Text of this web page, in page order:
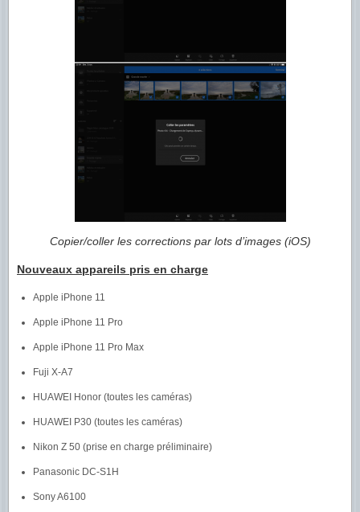
Copier/coller les corrections par lots d’images (iOS)
Nouveaux appareils pris en charge
Apple iPhone 11
Apple iPhone 11 Pro
Apple iPhone 11 Pro Max
Fuji X-A7
HUAWEI Honor (toutes les caméras)
HUAWEI P30 (toutes les caméras)
Nikon Z 50 (prise en charge préliminaire)
Panasonic DC-S1H
Sony A6100